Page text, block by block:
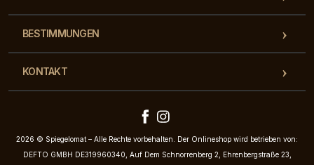
BESTIMMUNGEN
KONTAKT
2026 © Spiegelomat – Alle Rechte vorbehalten. Der Onlineshop wird betrieben von:
DEFTO GMBH DE319960340, Auf Dem Schnorrenberg 2, Ehrenbergstraße 23,